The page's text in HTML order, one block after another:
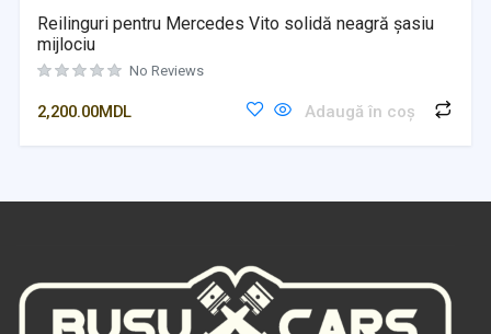
Reilinguri pentru Mercedes Vito solidă neagră șasiu
mijlociu
No Reviews
2,200.00MDL Adaugă în coș